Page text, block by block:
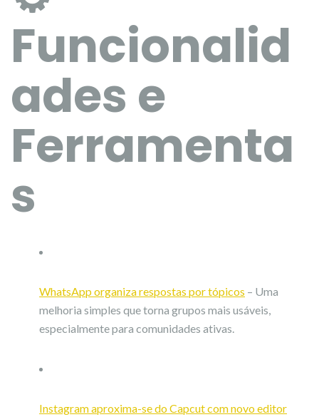
Funcionalid
ades e
Ferramenta
s
WhatsApp organiza respostas por tópicos – Uma
melhoria simples que torna grupos mais usáveis,
especialmente para comunidades ativas.
Instagram aproxima-se do Capcut com novo editor